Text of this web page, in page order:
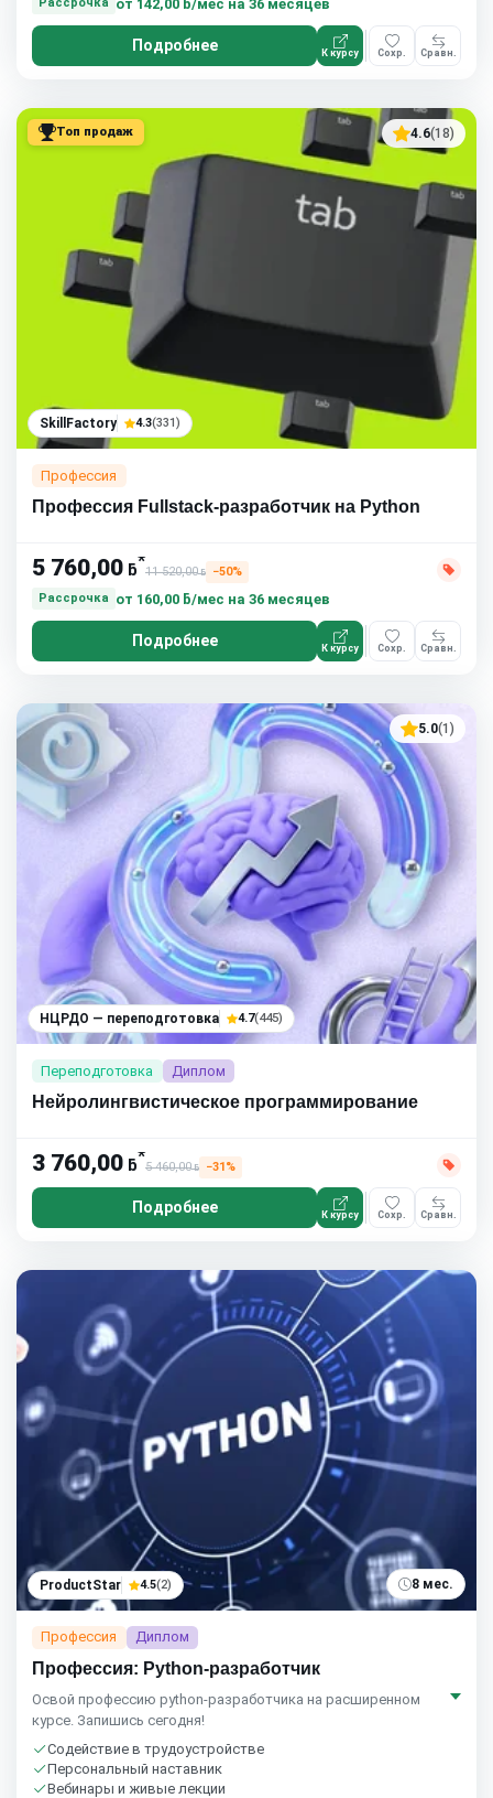
Рассрочка от 142,00 ƃ/мес на 36 месяцев
Подробнее К курсу Сохр. Сравн.
Топ продаж 4.6(18)
SkillFactory 4.3(331)
Профессия
Профессия Fullstack-разработчик на Python
5 760,00 ƃ*
11 520,00ƃ
−50%
Рассрочка
от 160,00 ƃ/мес на 36 месяцев
Подробнее К курсу Сохр. Сравн.
5.0(1)
НЦРДО — переподготовка 4.7(445)
Переподготовка Диплом
Нейролингвистическое программирование
3 760,00 ƃ*
5 460,00ƃ −31%
Подробнее К курсу Сохр. Сравн.
ProductStar 4.5(2) 8 мес.
Профессия Диплом
Профессия: Python-разработчик
Освой профессию python-разработчика на расширенном
курсе. Запишись сегодня!
Содействие в трудоустройстве
Персональный наставник
Вебинары и живые лекции